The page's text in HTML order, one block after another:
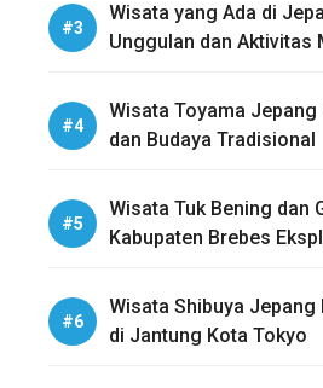
Wisata yang Ada di
Unggulan dan Aktivitas
Wisata Toyama Jepang
dan Budaya Tradisional
Wisata Tuk Bening dan
Kabupaten Brebes
Wisata Shibuya
di Jantung Kota Tokyo